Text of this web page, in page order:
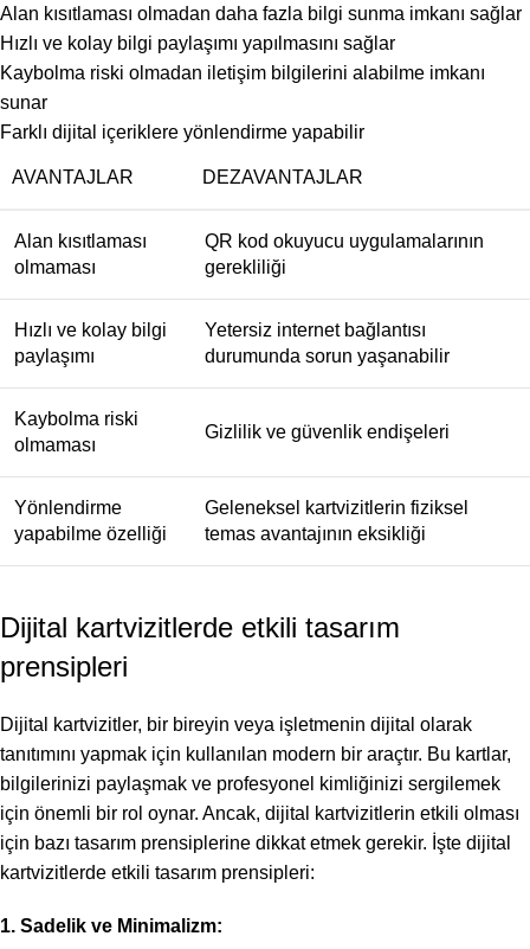
Alan kısıtlaması olmadan daha fazla bilgi sunma imkanı sağlar
Hızlı ve kolay bilgi paylaşımı yapılmasını sağlar
Kaybolma riski olmadan iletişim bilgilerini alabilme imkanı
sunar
Farklı dijital içeriklere yönlendirme yapabilir
AVANTAJLAR DEZAVANTAJLAR
Alan kısıtlaması
olmaması
QR kod okuyucu uygulamalarının
gerekliliği
Hızlı ve kolay bilgi
paylaşımı
Yetersiz internet bağlantısı
durumunda sorun yaşanabilir
Kaybolma riski
olmaması
Gizlilik ve güvenlik endişeleri
Yönlendirme
yapabilme özelliği
Geleneksel kartvizitlerin fiziksel
temas avantajının eksikliği
Dijital kartvizitlerde etkili tasarım
prensipleri
Dijital kartvizitler, bir bireyin veya işletmenin dijital olarak
tanıtımını yapmak için kullanılan modern bir araçtır. Bu kartlar,
bilgilerinizi paylaşmak ve profesyonel kimliğinizi sergilemek
için önemli bir rol oynar. Ancak, dijital kartvizitlerin etkili olması
için bazı tasarım prensiplerine dikkat etmek gerekir. İşte dijital
kartvizitlerde etkili tasarım prensipleri:
1. Sadelik ve Minimalizm: